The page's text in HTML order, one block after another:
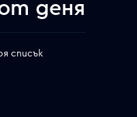
деня
списък